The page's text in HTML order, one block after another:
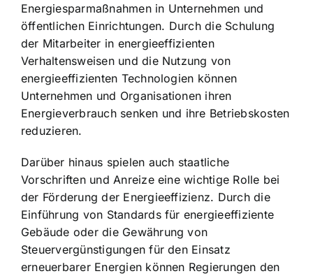
Energiesparmaßnahmen in Unternehmen und
öffentlichen Einrichtungen. Durch die Schulung
der Mitarbeiter in energieeffizienten
Verhaltensweisen und die Nutzung von
energieeffizienten Technologien können
Unternehmen und Organisationen ihren
Energieverbrauch senken und ihre Betriebskosten
reduzieren.
Darüber hinaus spielen auch staatliche
Vorschriften und Anreize eine wichtige Rolle bei
der Förderung der Energieeffizienz. Durch die
Einführung von Standards für energieeffiziente
Gebäude oder die Gewährung von
Steuervergünstigungen für den Einsatz
erneuerbarer Energien können Regierungen den